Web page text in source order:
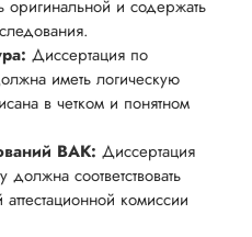
оригинальной и содержать
Диссертация по
иметь логическую
в четком и понятном
ВАК: Диссертация
соответствовать
комиссии